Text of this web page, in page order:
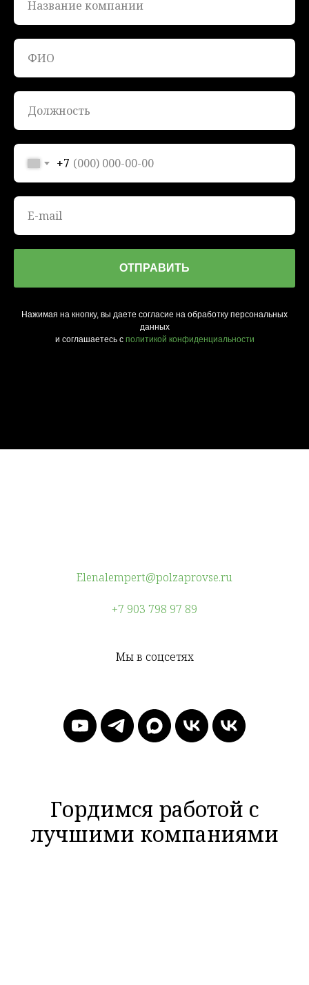
+7
ОТПРАВИТЬ
Нажимая на кнопку, вы даете согласие на обработку персональных
данных
и соглашаетесь c политикой конфиденциальности
Elenalempert@polzaprovse.ru
+7 903 798 97 89
Мы в соцсетях
Гордимся работой с
лучшими компаниями